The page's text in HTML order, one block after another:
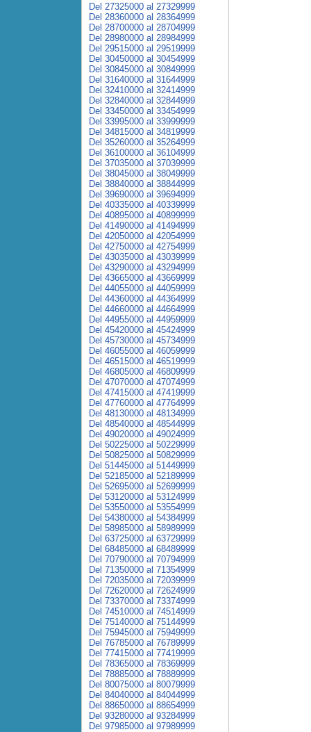
Del 27325000 al 27329999
Del 28360000 al 28364999
Del 28700000 al 28704999
Del 28980000 al 28984999
Del 29515000 al 29519999
Del 30450000 al 30454999
Del 30845000 al 30849999
Del 31640000 al 31644999
Del 32410000 al 32414999
Del 32840000 al 32844999
Del 33450000 al 33454999
Del 33995000 al 33999999
Del 34815000 al 34819999
Del 35260000 al 35264999
Del 36100000 al 36104999
Del 37035000 al 37039999
Del 38045000 al 38049999
Del 38840000 al 38844999
Del 39690000 al 39694999
Del 40335000 al 40339999
Del 40895000 al 40899999
Del 41490000 al 41494999
Del 42050000 al 42054999
Del 42750000 al 42754999
Del 43035000 al 43039999
Del 43290000 al 43294999
Del 43665000 al 43669999
Del 44055000 al 44059999
Del 44360000 al 44364999
Del 44660000 al 44664999
Del 44955000 al 44959999
Del 45420000 al 45424999
Del 45730000 al 45734999
Del 46055000 al 46059999
Del 46515000 al 46519999
Del 46805000 al 46809999
Del 47070000 al 47074999
Del 47415000 al 47419999
Del 47760000 al 47764999
Del 48130000 al 48134999
Del 48540000 al 48544999
Del 49020000 al 49024999
Del 50225000 al 50229999
Del 50825000 al 50829999
Del 51445000 al 51449999
Del 52185000 al 52189999
Del 52695000 al 52699999
Del 53120000 al 53124999
Del 53550000 al 53554999
Del 54380000 al 54384999
Del 58985000 al 58989999
Del 63725000 al 63729999
Del 68485000 al 68489999
Del 70790000 al 70794999
Del 71350000 al 71354999
Del 72035000 al 72039999
Del 72620000 al 72624999
Del 73370000 al 73374999
Del 74510000 al 74514999
Del 75140000 al 75144999
Del 75945000 al 75949999
Del 76785000 al 76789999
Del 77415000 al 77419999
Del 78365000 al 78369999
Del 78885000 al 78889999
Del 80075000 al 80079999
Del 84040000 al 84044999
Del 88650000 al 88654999
Del 93280000 al 93284999
Del 97985000 al 97989999